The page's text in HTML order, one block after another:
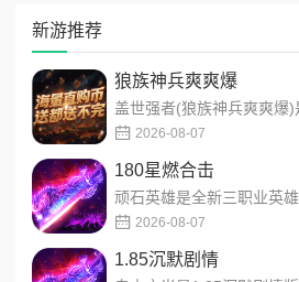
新游推荐
狼族神兵爽爽爆
2026-08-07
180星燃合击
2026-08-07
1.85沉默剧情